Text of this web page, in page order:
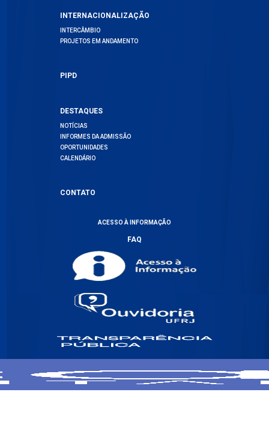
INTERNACIONALIZAÇÃO
INTERCÂMBIO
PROJETOS EM ANDAMENTO
PIPD
DESTAQUES
NOTÍCIAS
INFORMES DA ADMISSÃO
OPORTUNIDADES
CALENDÁRIO
CONTATO
ACESSO À INFORMAÇÃO
FAQ